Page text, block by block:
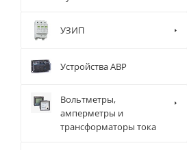
УЗИП
Устройства АВР
Вольтметры,
амперметры и
трансформаторы тока